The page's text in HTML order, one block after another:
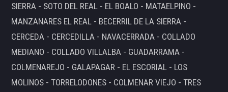
SIERRA - SOTO DEL REAL - EL BOALO - MATAELPINO -
MANZANARES EL REAL - BECERRIL DE LA SIERRA -
CERCEDA - CERCEDILLA - NAVACERRADA - COLLADO
MEDIANO - COLLADO VILLALBA - GUADARRAMA -
COLMENAREJO - GALAPAGAR - EL ESCORIAL - LOS
MOLINOS - TORRELODONES - COLMENAR VIEJO - TRES